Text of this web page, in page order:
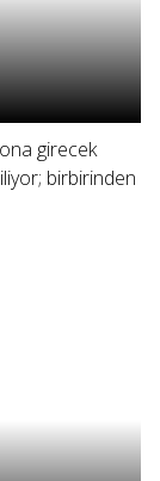
girecek
birbirinden